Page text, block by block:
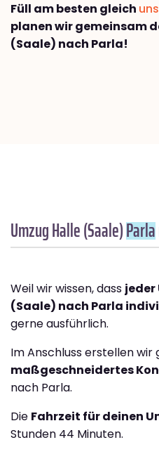
Füll am besten gleich
planen wir gemeinsam
(Saale) nach Parla!
Umzug Halle (Saale)Parla
Weil wir wissen, dass jeder
(Saale) nach Parla
gerne ausführlich.
Im Anschluss erstellen
maßgeschneidertes
nach Parla.
Die Fahrzeit für deinen
Stunden 44 Minuten.